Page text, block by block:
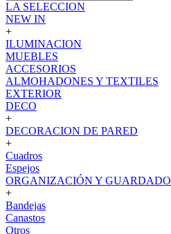
LA SELECCION
NEW IN
+
ILUMINACION
MUEBLES
ACCESORIOS
ALMOHADONES Y TEXTILES
EXTERIOR
DECO
+
DECORACION DE PARED
+
Cuadros
Espejos
ORGANIZACIÓN Y GUARDADO
+
Bandejas
Canastos
Otros